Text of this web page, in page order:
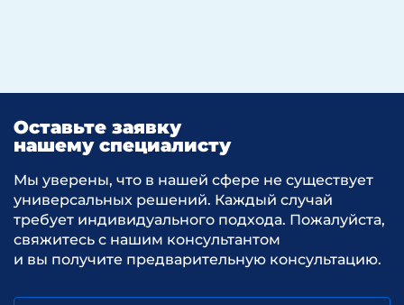
Оставьте заявку
нашему специалисту
Мы уверены, что в нашей сфере не существует
универсальных решений. Каждый случай
требует индивидуального подхода. Пожалуйста,
свяжитесь с нашим консультантом
и вы получите предварительную консультацию.